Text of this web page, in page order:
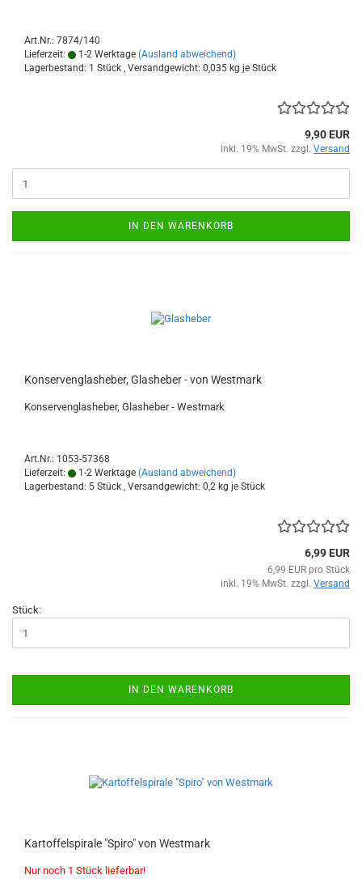
Art.Nr.: 7874/140
Lieferzeit:
1-2 Werktage (Ausland abweichend)
Lagerbestand: 1 Stück , Versandgewicht: 0,035 kg je Stück
9,90 EUR
inkl. 19% MwSt. zzgl. Versand
IN DEN WARENKORB
Konservenglasheber, Glasheber - von Westmark
Konservenglasheber, Glasheber - Westmark
Art.Nr.: 1053-57368
Lieferzeit:
1-2 Werktage (Ausland abweichend)
Lagerbestand: 5 Stück , Versandgewicht: 0,2 kg je Stück
6,99 EUR
6,99 EUR pro Stück
inkl. 19% MwSt. zzgl. Versand
Stück:
IN DEN WARENKORB
Kartoffelspirale "Spiro" von Westmark
Nur noch 1 Stück lieferbar!